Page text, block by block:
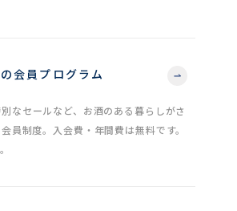
会員プログラム
なセールなど、お酒のある暮らしがさ
員制度。入会費・年間費は無料です。